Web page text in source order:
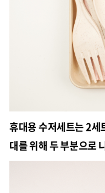
휴대용 수저세트는 2세
대를 위해 두 부분으로